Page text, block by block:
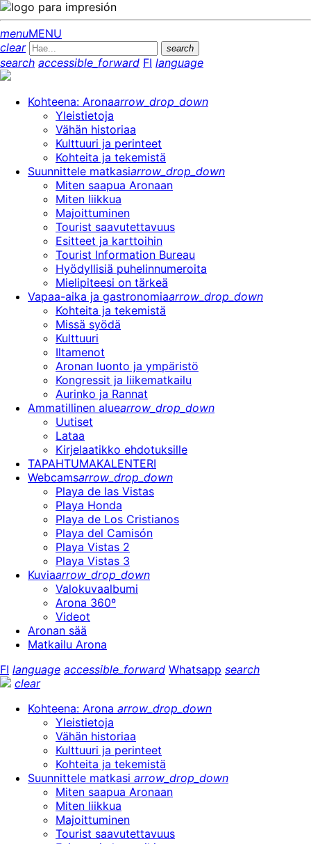
menuMENU
clear
search
search accessible_forward FI language
Kohteena: Aronaarrow_drop_down
Yleistietoja
Vähän historiaa
Kulttuuri ja perinteet
Kohteita ja tekemistä
Suunnittele matkasiarrow_drop_down
Miten saapua Aronaan
Miten liikkua
Majoittuminen
Tourist saavutettavuus
Esitteet ja karttoihin
Tourist Information Bureau
Hyödyllisiä puhelinnumeroita
Mielipiteesi on tärkeä
Vapaa-aika ja gastronomiaarrow_drop_down
Kohteita ja tekemistä
Missä syödä
Kulttuuri
Iltamenot
Aronan luonto ja ympäristö
Kongressit ja liikematkailu
Aurinko ja Rannat
Ammatillinen aluearrow_drop_down
Uutiset
Lataa
Kirjelaatikko ehdotuksille
TAPAHTUMAKALENTERI
Webcamsarrow_drop_down
Playa de las Vistas
Playa Honda
Playa de Los Cristianos
Playa del Camisón
Playa Vistas 2
Playa Vistas 3
Kuviaarrow_drop_down
Valokuvaalbumi
Arona 360º
Videot
Aronan sää
Matkailu Arona
FI language accessible_forward Whatsapp search
clear
Kohteena: Arona arrow_drop_down
Yleistietoja
Vähän historiaa
Kulttuuri ja perinteet
Kohteita ja tekemistä
Suunnittele matkasi arrow_drop_down
Miten saapua Aronaan
Miten liikkua
Majoittuminen
Tourist saavutettavuus